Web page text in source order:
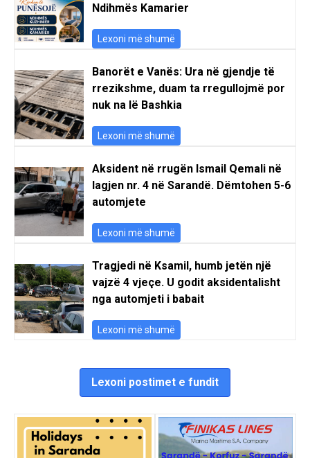
Ndihmës Kamarier
Lexoni më shumë
Banorët e Vanës: Ura në gjendje të
rrezikshme, duam ta rregullojmë por
nuk na lë Bashkia
Lexoni më shumë
Aksident në rrugën Ismail Qemali në
lagjen nr. 4 në Sarandë. Dëmtohen 5-6
automjete
Lexoni më shumë
Tragjedi në Ksamil, humb jetën një
vajzë 4 vjeçe. U godit aksidentalisht
nga automjeti i babait
Lexoni më shumë
Lexoni postimet e fundit